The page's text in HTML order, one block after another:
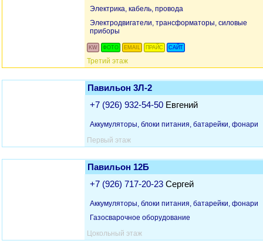
Электрика, кабель, провода
Электродвигатели, трансформаторы, силовые
приборы
KW ФОТО EMAIL ПРАЙС САЙТ
Третий этаж
Павильон 3Л-2
+7 (926) 932-54-50 Евгений
Аккумуляторы, блоки питания, батарейки, фонари
Первый этаж
Павильон 12Б
+7 (926) 717-20-23 Сергей
Аккумуляторы, блоки питания, батарейки, фонари
Газосварочное оборудование
Цокольный этаж